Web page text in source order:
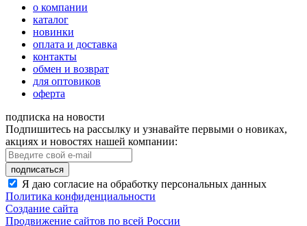
о компании
каталог
новинки
оплата и доставка
контакты
обмен и возврат
для оптовиков
оферта
подписка на новости
Подпишитесь на рассылку и узнавайте первыми о новиках,
акциях и новостях нашей компании:
подписаться
Я даю согласие на обработку персональных данных
Политика конфиденциальности
Создание сайта
Продвижение сайтов по всей России